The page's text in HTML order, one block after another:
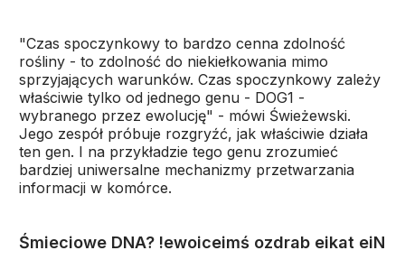
"Czas spoczynkowy to bardzo cenna zdolność
rośliny - to zdolność do niekiełkowania mimo
sprzyjających warunków. Czas spoczynkowy zależy
właściwie tylko od jednego genu - DOG1 -
wybranego przez ewolucję" - mówi Świeżewski.
Jego zespół próbuje rozgryźć, jak właściwie działa
ten gen. I na przykładzie tego genu zrozumieć
bardziej uniwersalne mechanizmy przetwarzania
informacji w komórce.
Śmieciowe DNA? !ewoiceimś ozdrab eikat eiN